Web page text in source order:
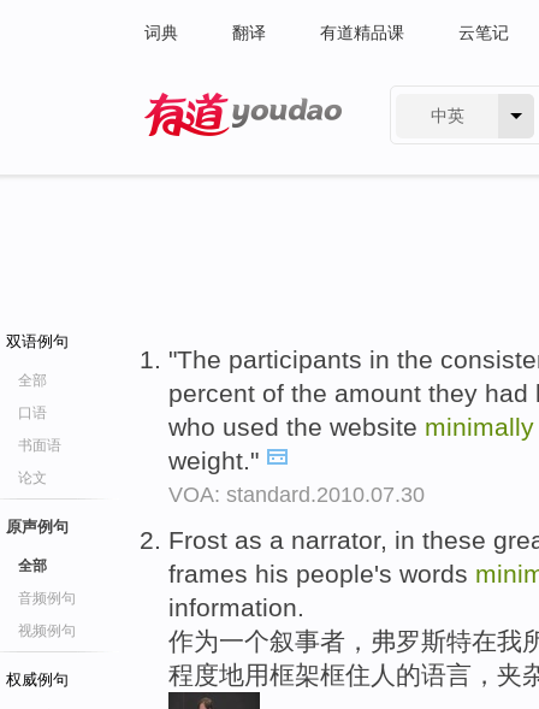
词典 翻译 有道精品课 云笔记
中英
双语例句
全部
口语
书面语
论文
原声例句
全部
音频例句
视频例句
权威例句
"The participants in the
percent of the amount they
who used the website minimally
weight."
VOA: standard.2010.07.30
Frost as a narrator, in these
frames his people's words
information.
作为一个叙事者，弗罗斯特在我
程度地用框架框住人的语言，夹